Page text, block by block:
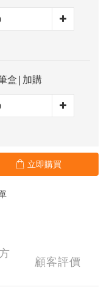
盒|加購
立即購買
顧客評價